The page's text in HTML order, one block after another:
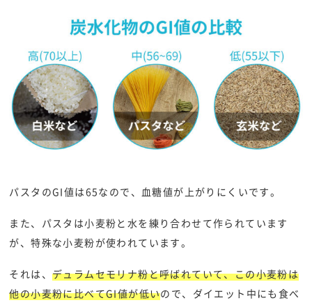
パスタのGI値は65なので、血糖値が上がりにくいです。
また、パスタは小麦粉と水を練り合わせて作られています
が、特殊な小麦粉が使われています。
それは、デュラムセモリナ粉と呼ばれていて、この小麦粉は
他の小麦粉に比べてGI値が低いので、ダイエット中にも食べ